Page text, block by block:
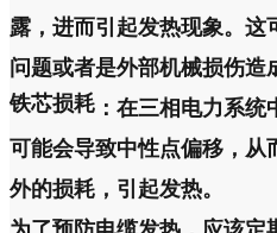
露，进而引起发热现象。这
问题或者是外部机械损伤造
铁芯损耗 ：在三相电力系统
可能会导致中性点偏移，从
外的损耗，引起发热。